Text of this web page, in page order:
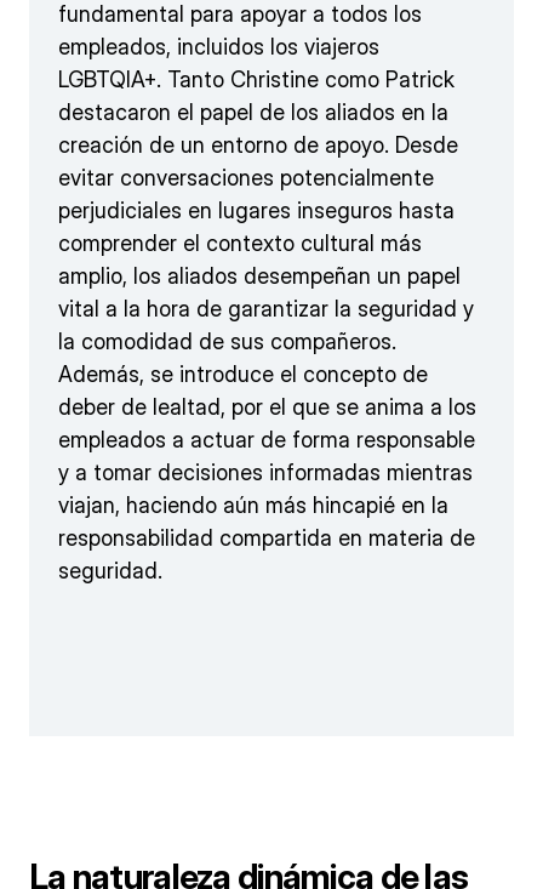
fundamental para apoyar a todos los
empleados, incluidos los viajeros
LGBTQIA+. Tanto Christine como Patrick
destacaron el papel de los aliados en la
creación de un entorno de apoyo. Desde
evitar conversaciones potencialmente
perjudiciales en lugares inseguros hasta
comprender el contexto cultural más
amplio, los aliados desempeñan un papel
vital a la hora de garantizar la seguridad y
la comodidad de sus compañeros.
Además, se introduce el concepto de
deber de lealtad, por el que se anima a los
empleados a actuar de forma responsable
y a tomar decisiones informadas mientras
viajan, haciendo aún más hincapié en la
responsabilidad compartida en materia de
seguridad.
La naturaleza dinámica de las